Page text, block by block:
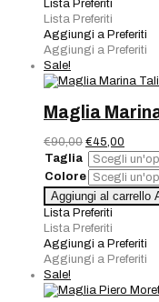
Mattiolo
quantità
Lista Preferiti
Lista Preferiti
Aggiungi a Preferiti
Aggiungi a Preferiti
Sale!
Maglia
€90,00 Il
prezzo
originale
era:
€90,00.
€45,00
è:
Taglia
Colore
Maglia
Marina
Talia
quantità
Aggiungi al carrello
Lista Preferiti
Lista Preferiti
Aggiungi a Preferiti
Aggiungi a Preferiti
Sale!